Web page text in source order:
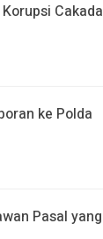
Cakada
ke Polda
Pasal yang